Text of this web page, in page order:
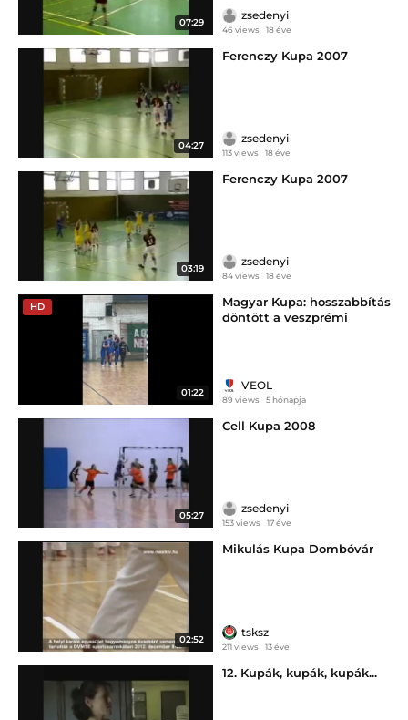
07:29
zsedenyi
46 views 18 éve
04:27
Ferenczy Kupa 2007
zsedenyi
113 views 18 éve
03:19
Ferenczy Kupa 2007
zsedenyi
84 views 18 éve
HD
01:22
Magyar Kupa: hosszabbítás
döntött a veszprémi
VEOL
89 views 5 hónapja
05:27
Cell Kupa 2008
zsedenyi
153 views 17 éve
02:52
Mikulás Kupa Dombóvár
tsksz
211 views 13 éve
12. Kupák, kupák, kupák...